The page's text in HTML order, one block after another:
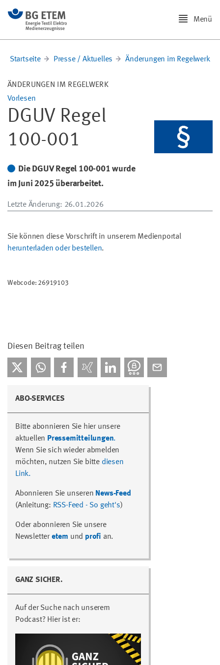
Menü
Startseite Presse / Aktuelles Änderungen im Regelwerk
ÄNDERUNGEN IM REGELWERK
Vorlesen
DGUV Regel
100-001
Die DGUV Regel 100-001 wurde
im Juni 2025 überarbeitet.
Letzte Änderung: 26.01.2026
Sie können diese Vorschrift in unserem Medienportal
herunterladen oder bestellen.
Webcode: 26919103
Diesen Beitrag teilen
ABO-SERVICES
Bitte abonnieren Sie hier unsere
aktuellen Pressemitteilungen.
Wenn Sie sich wieder abmelden
möchten, nutzen Sie bitte diesen
Link.
Abonnieren Sie unseren News-Feed
(Anleitung: RSS-Feed - So geht's)
Oder abonnieren Sie unsere
Newsletteretem und profi an.
GANZ SICHER.
Auf der Suche nach unserem
Podcast? Hier ist er: